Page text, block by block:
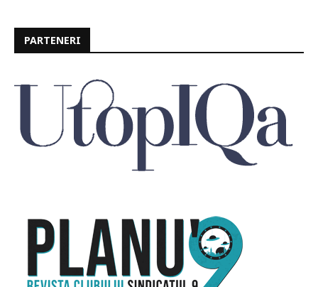
PARTENERI